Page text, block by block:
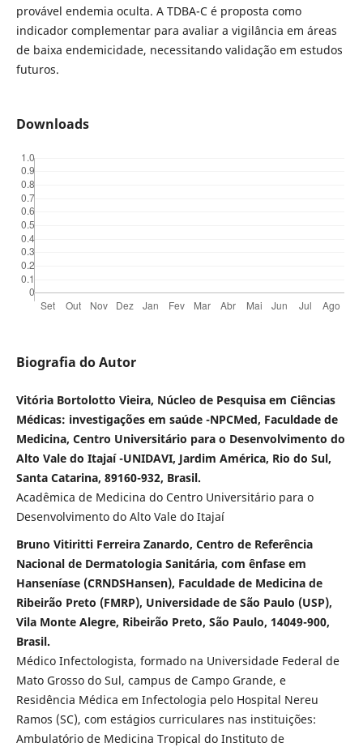
provável endemia oculta. A TDBA-C é proposta como
indicador complementar para avaliar a vigilância em áreas
de baixa endemicidade, necessitando validação em estudos
futuros.
Downloads
Biografia do Autor
Vitória Bortolotto Vieira, Núcleo de Pesquisa em Ciências
Médicas: investigações em saúde -NPCMed, Faculdade de
Medicina, Centro Universitário para o Desenvolvimento do
Alto Vale do Itajaí -UNIDAVI, Jardim América, Rio do Sul,
Santa Catarina, 89160-932, Brasil.
Acadêmica de Medicina do Centro Universitário para o
Desenvolvimento do Alto Vale do Itajaí
Bruno Vitiritti Ferreira Zanardo, Centro de Referência
Nacional de Dermatologia Sanitária, com ênfase em
Hanseníase (CRNDSHansen), Faculdade de Medicina de
Ribeirão Preto (FMRP), Universidade de São Paulo (USP),
Vila Monte Alegre, Ribeirão Preto, São Paulo, 14049-900,
Brasil.
Médico Infectologista, formado na Universidade Federal de
Mato Grosso do Sul, campus de Campo Grande, e
Residência Médica em Infectologia pelo Hospital Nereu
Ramos (SC), com estágios curriculares nas instituições:
Ambulatório de Medicina Tropical do Instituto de